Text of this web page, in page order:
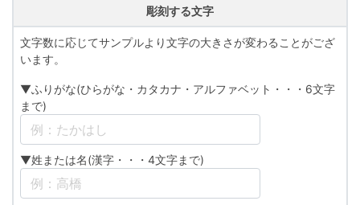
彫刻する文字
文字数に応じてサンプルより文字の大きさが変わることがござ
います。
▼ふりがな(ひらがな・カタカナ・アルファベット・・・6文字
まで)
▼姓または名(漢字・・・4文字まで)